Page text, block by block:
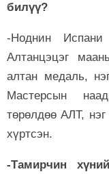
билүү?
-Ноднин
Алтанцэцэг
алтан медаль,
Мастерсын
төрөлдөө АЛТ,
хүртсэн.
-Тамирчин